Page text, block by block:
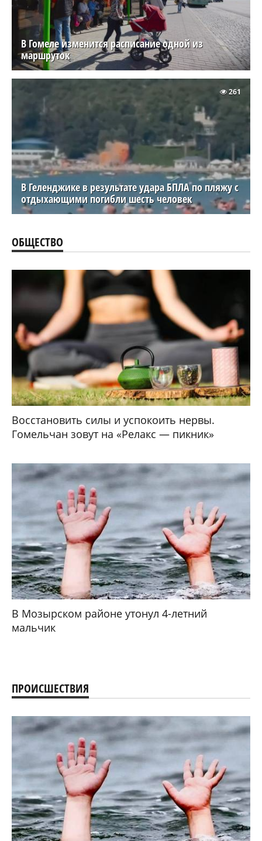
В Гомеле изменится расписание одной из
маршруток
В Геленджике в результате удара БПЛА по пляжу с
отдыхающими погибли шесть человек
261
ОБЩЕСТВО
Восстановить силы и успокоить нервы.
Гомельчан зовут на «Релакс — пикник»
В Мозырском районе утонул 4-летний
мальчик
ПРОИСШЕСТВИЯ